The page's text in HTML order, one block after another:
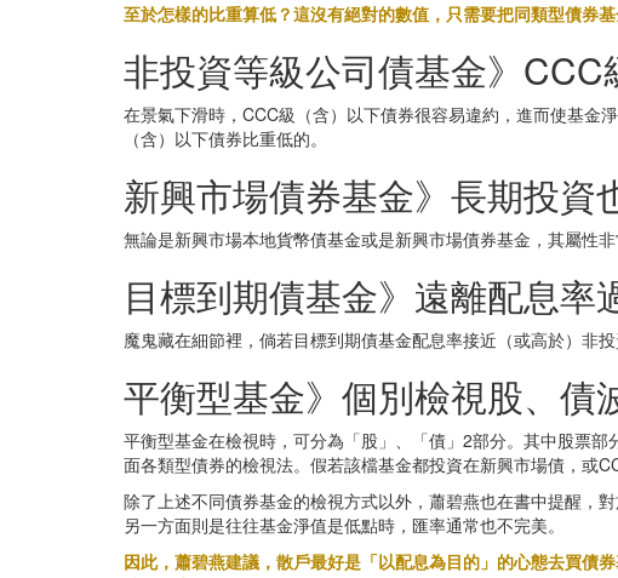
至於怎樣的比重算低？這沒有絕對的數值，只需要把同類型債券
非投資等級公司債基金》
在景氣下滑時，CCC級（含）以下債券很容易違約，進而使基金
（含）以下債券比重低的。
新興市場債券基金》長期投資
無論是新興市場本地貨幣債基金或是新興市場債券基金，其屬性
目標到期債基金》遠離配息率
魔鬼藏在細節裡，倘若目標到期債基金配息率接近（或高於）非
平衡型基金》個別檢視股、債
平衡型基金在檢視時，可分為「股」、「債」2部分。其中股票
面各類型債券的檢視法。假若該檔基金都投資在新興市場債，或
除了上述不同債券基金的檢視方式以外，蕭碧燕也在書中提醒，
另一方面則是往往基金淨值是低點時，匯率通常也不完美。
因此，蕭碧燕建議，散戶最好是「以配息為目的」的心態去買債